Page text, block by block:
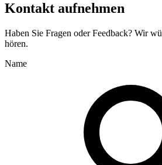
Kontakt aufnehmen
Haben Sie Fragen oder Feedback? Wir
hören.
Name